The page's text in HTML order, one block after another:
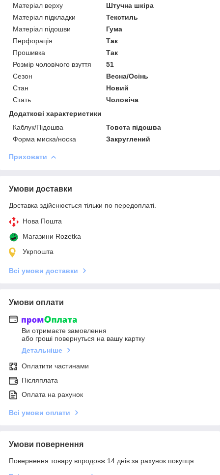
Матеріал верху
Штучна шкіра
Матеріал підкладки
Текстиль
Матеріал підошви
Гума
Перфорація
Так
Прошивка
Так
Розмір чоловічого взуття
51
Сезон
Весна/Осінь
Стан
Новий
Стать
Чоловіча
Додаткові характеристики
Каблук/Підошва
Товста підошва
Форма миска/носка
Закруглений
Приховати
Умови доставки
Доставка здійснюється тільки по передоплаті.
Нова Пошта
Магазини Rozetka
Укрпошта
Всі умови доставки
Умови оплати
Ви отримаєте замовлення
або гроші повернуться на вашу картку
Детальніше
Оплатити частинами
Післяплата
Оплата на рахунок
Всі умови оплати
Умови повернення
Повернення товару впродовж 14 днів за рахунок покупця